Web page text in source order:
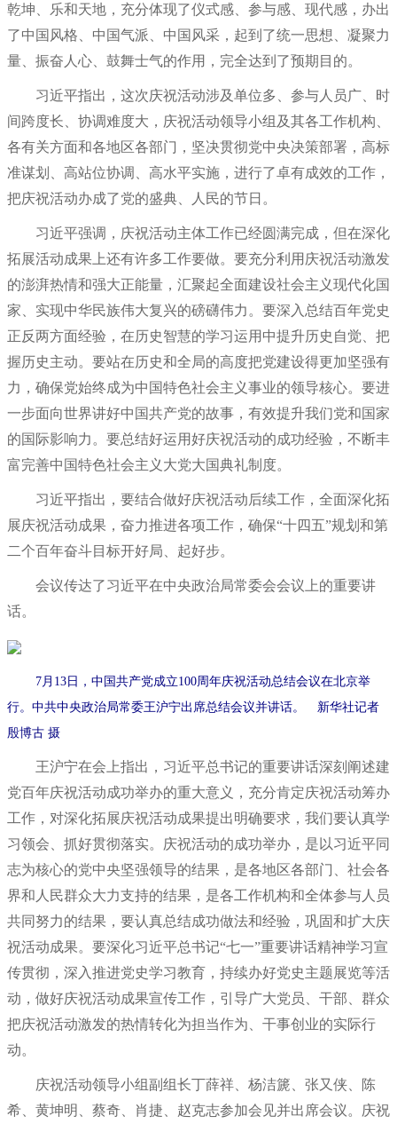
乾坤、乐和天地，充分体现了仪式感、参与感、现代感，办出
了中国风格、中国气派、中国风采，起到了统一思想、凝聚力
量、振奋人心、鼓舞士气的作用，完全达到了预期目的。
习近平指出，这次庆祝活动涉及单位多、参与人员广、时
间跨度长、协调难度大，庆祝活动领导小组及其各工作机构、
各有关方面和各地区各部门，坚决贯彻党中央决策部署，高标
准谋划、高站位协调、高水平实施，进行了卓有成效的工作，
把庆祝活动办成了党的盛典、人民的节日。
习近平强调，庆祝活动主体工作已经圆满完成，但在深化
拓展活动成果上还有许多工作要做。要充分利用庆祝活动激发
的澎湃热情和强大正能量，汇聚起全面建设社会主义现代化国
家、实现中华民族伟大复兴的磅礴伟力。要深入总结百年党史
正反两方面经验，在历史智慧的学习运用中提升历史自觉、把
握历史主动。要站在历史和全局的高度把党建设得更加坚强有
力，确保党始终成为中国特色社会主义事业的领导核心。要进
一步面向世界讲好中国共产党的故事，有效提升我们党和国家
的国际影响力。要总结好运用好庆祝活动的成功经验，不断丰
富完善中国特色社会主义大党大国典礼制度。
习近平指出，要结合做好庆祝活动后续工作，全面深化拓
展庆祝活动成果，奋力推进各项工作，确保“十四五”规划和第
二个百年奋斗目标开好局、起好步。
会议传达了习近平在中央政治局常委会会议上的重要讲
话。
7月13日，中国共产党成立100周年庆祝活动总结会议在北京举
行。中共中央政治局常委王沪宁出席总结会议并讲话。 新华社记者
殷博古 摄
王沪宁在会上指出，习近平总书记的重要讲话深刻阐述建
党百年庆祝活动成功举办的重大意义，充分肯定庆祝活动筹办
工作，对深化拓展庆祝活动成果提出明确要求，我们要认真学
习领会、抓好贯彻落实。庆祝活动的成功举办，是以习近平同
志为核心的党中央坚强领导的结果，是各地区各部门、社会各
界和人民群众大力支持的结果，是各工作机构和全体参与人员
共同努力的结果，要认真总结成功做法和经验，巩固和扩大庆
祝活动成果。要深化习近平总书记“七一”重要讲话精神学习宣
传贯彻，深入推进党史学习教育，持续办好党史主题展览等活
动，做好庆祝活动成果宣传工作，引导广大党员、干部、群众
把庆祝活动激发的热情转化为担当作为、干事创业的实际行
动。
庆祝活动领导小组副组长丁薛祥、杨洁篪、张又侠、陈
希、黄坤明、蔡奇、肖捷、赵克志参加会见并出席会议。庆祝